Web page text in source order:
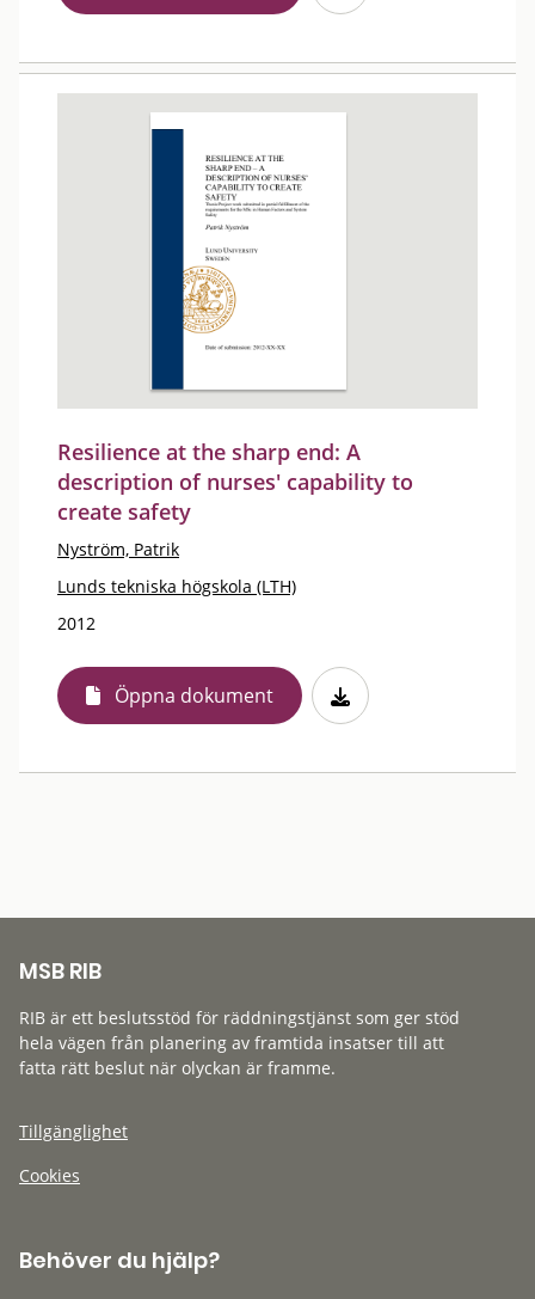
Resilience at the sharp end: A
description of nurses' capability to
create safety
Nyström, Patrik
Lunds tekniska högskola (LTH)
2012
Öppna dokument
MSB RIB
RIB är ett beslutsstöd för räddningstjänst som ger stöd
hela vägen från planering av framtida insatser till att
fatta rätt beslut när olyckan är framme.
Tillgänglighet
Cookies
Behöver du hjälp?